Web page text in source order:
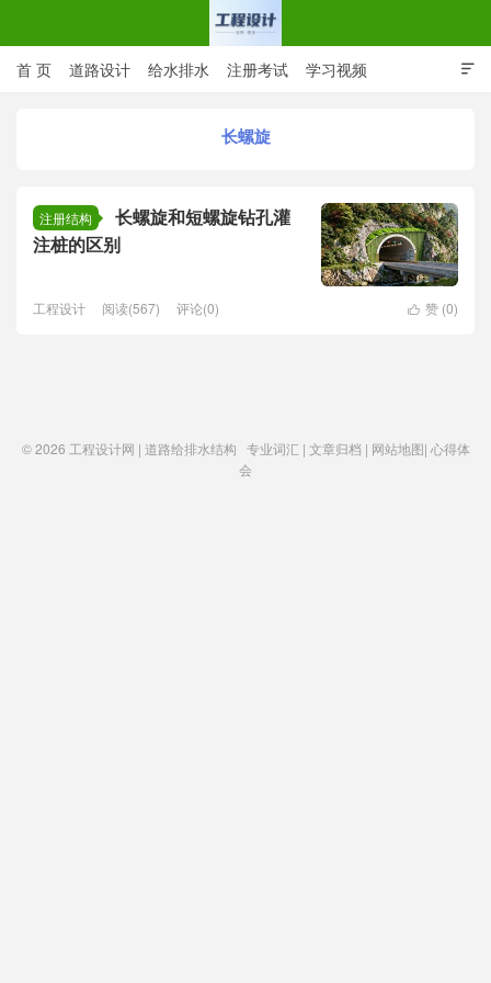

首 页 道路设计 给水排水 注册考试 学习视频
长螺旋
注册结构
长螺旋和短螺旋钻孔灌
注桩的区别
 赞 (0)
工程设计 阅读(567) 评论(0)
© 2026 工程设计网 | 道路给排水结构 专业词汇 | 文章归档 | 网站地图| 心得体
会